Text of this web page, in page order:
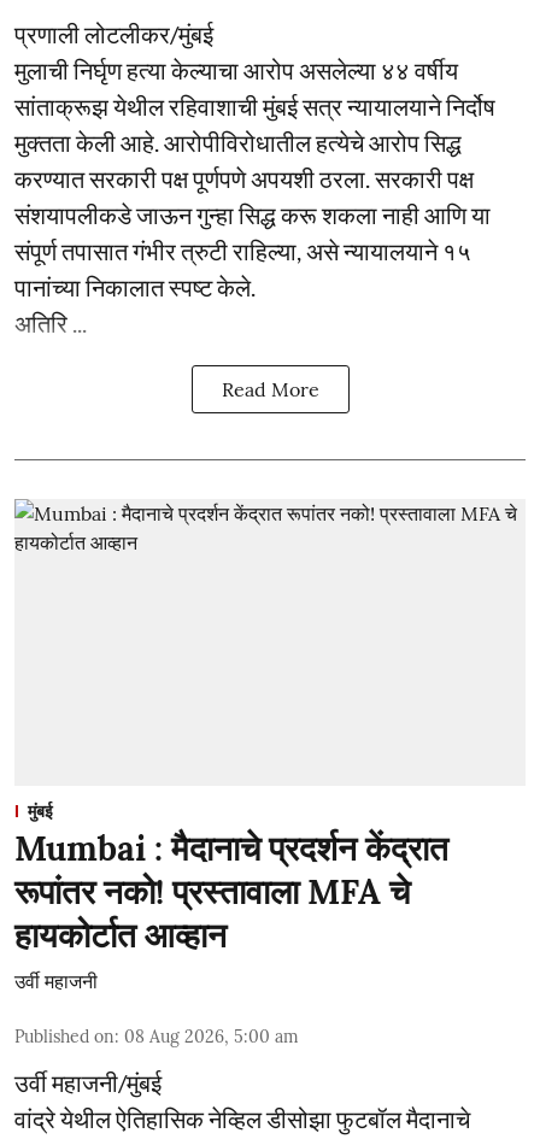
प्रणाली लोटलीकर/मुंबई
मुलाची निर्घृण हत्या केल्याचा आरोप असलेल्या ४४ वर्षीय
सांताक्रूझ येथील रहिवाशाची मुंबई सत्र न्यायालयाने निर्दोष
मुक्तता केली आहे. आरोपीविरोधातील हत्येचे आरोप सिद्ध
करण्यात सरकारी पक्ष पूर्णपणे अपयशी ठरला. सरकारी पक्ष
संशयापलीकडे जाऊन गुन्हा सिद्ध करू शकला नाही आणि या
संपूर्ण तपासात गंभीर त्रुटी राहिल्या, असे न्यायालयाने १५
पानांच्या निकालात स्पष्ट केले.
अतिरि ...
Read More
मुंबई
Mumbai : मैदानाचे प्रदर्शन केंद्रात
रूपांतर नको! प्रस्तावाला MFA चे
हायकोर्टात आव्हान
उर्वी महाजनी
Published on: 08 Aug 2026, 5:00 am
उर्वी महाजनी/मुंबई
वांद्रे येथील ऐतिहासिक नेव्हिल डीसोझा फुटबॉल मैदानाचे